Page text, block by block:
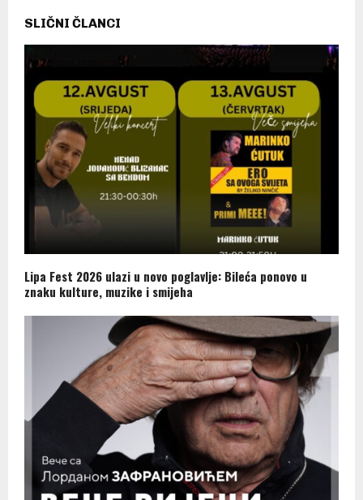
SLIČNI ČLANCI
Lipa Fest 2026 ulazi u novo poglavlje: Bileća ponovo u
znaku kulture, muzike i smijeha